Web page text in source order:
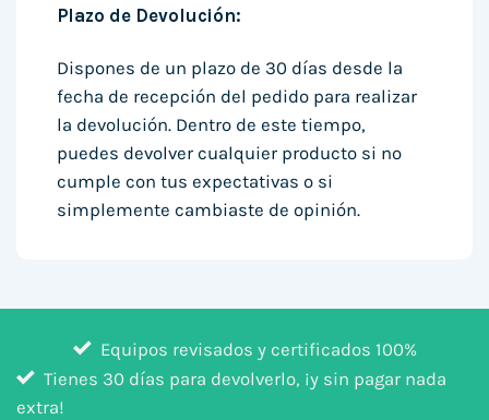
Plazo de Devolución:
Dispones de un plazo de 30 días desde la
fecha de recepción del pedido para realizar
la devolución. Dentro de este tiempo,
puedes devolver cualquier producto si no
cumple con tus expectativas o si
simplemente cambiaste de opinión.
Equipos revisados y certificados 100%
Tienes 30 días para devolverlo, ¡y sin pagar nada
extra!